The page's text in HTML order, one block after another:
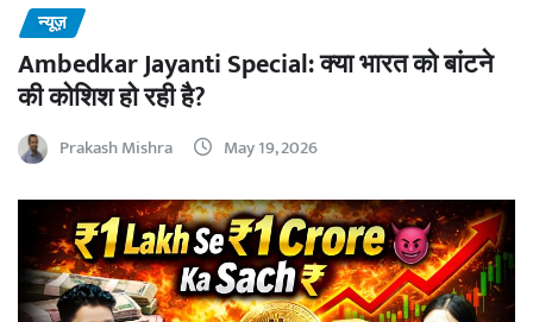
न्यूज़
Ambedkar Jayanti Special: क्या भारत को बांटने
की कोशिश हो रही है?
Prakash Mishra May 19, 2026